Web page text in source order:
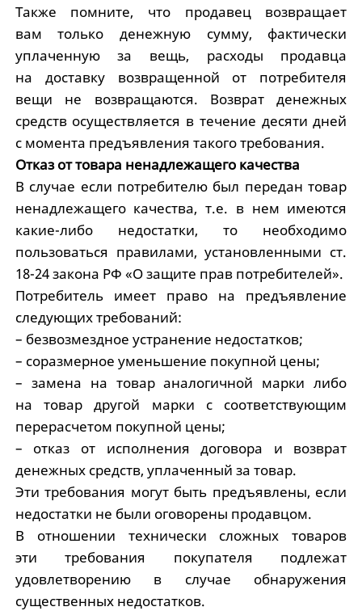
Также помните, что продавец возвращает
вам только денежную сумму, фактически
уплаченную за вещь, расходы продавца
на доставку возвращенной от потребителя
вещи не возвращаются. Возврат денежных
средств осуществляется в течение десяти дней
с момента предъявления такого требования.
Отказ от товара ненадлежащего качества
В случае если потребителю был передан товар
ненадлежащего качества, т.е. в нем имеются
какие-либо недостатки, то необходимо
пользоваться правилами, установленными ст.
18-24 закона РФ «О защите прав потребителей».
Потребитель имеет право на предъявление
следующих требований:
– безвозмездное устранение недостатков;
– соразмерное уменьшение покупной цены;
– замена на товар аналогичной марки либо
на товар другой марки с соответствующим
перерасчетом покупной цены;
– отказ от исполнения договора и возврат
денежных средств, уплаченный за товар.
Эти требования могут быть предъявлены, если
недостатки не были оговорены продавцом.
В отношении технически сложных товаров
эти требования покупателя подлежат
удовлетворению в случае обнаружения
существенных недостатков.